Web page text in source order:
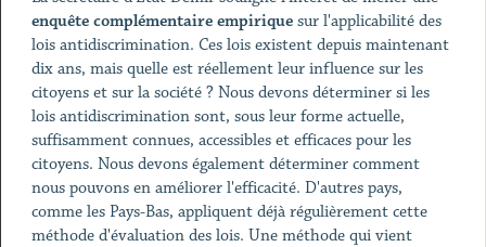
enquête complémentaire empiriquesur l'applicabilité des
lois antidiscrimination. Ces lois existent depuis maintenant
dix ans, mais quelle est réellement leur influence sur les
citoyens et sur la société ? Nous devons déterminer si les
lois antidiscrimination sont, sous leur forme actuelle,
suffisamment connues, accessibles et efficaces pour les
citoyens. Nous devons également déterminer comment
nous pouvons en améliorer l'efficacité. D'autres pays,
comme les Pays-Bas, appliquent déjà régulièrement cette
méthode d'évaluation des lois. Une méthode qui vient